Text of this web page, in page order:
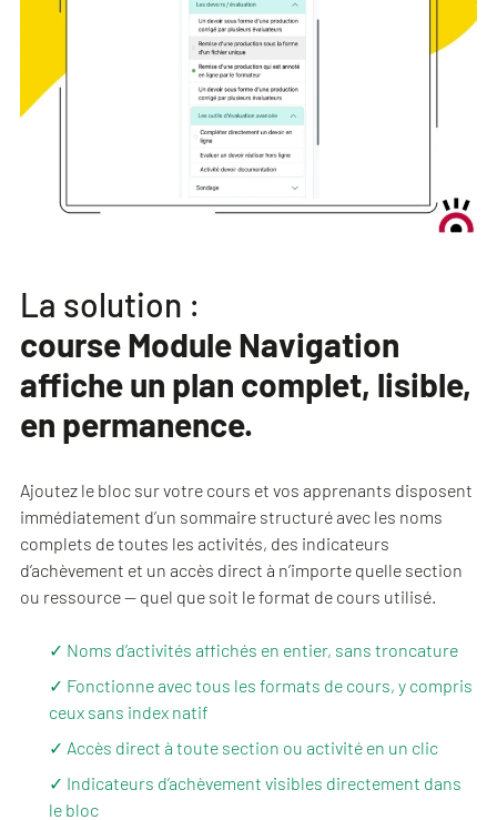
La solution :
course Module Navigation
affiche un plan complet, lisible,
en permanence.
Ajoutez le bloc sur votre cours et vos apprenants disposent
immédiatement d’un sommaire structuré avec les noms
complets de toutes les activités, des indicateurs
d’achèvement et un accès direct à n’importe quelle section
ou ressource — quel que soit le format de cours utilisé.
✓ Noms d’activités affichés en entier, sans troncature
✓ Fonctionne avec tous les formats de cours, y compris
ceux sans index natif
✓ Accès direct à toute section ou activité en un clic
✓ Indicateurs d’achèvement visibles directement dans
le bloc